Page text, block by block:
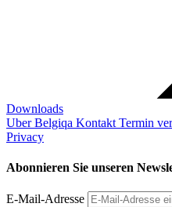
Downloads
Uber Belgiqa Kontakt Termin
Privacy
Abonnieren Sie unseren
E-Mail-Adresse